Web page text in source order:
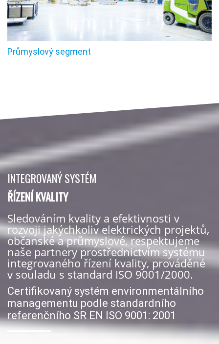
Průmyslový segment
INTEGROVANÝ SYSTÉM
ŘÍZENÍ KVALITY
Sledováním kvality a efektivnosti v
rozvoji jakýchkoliv elektrických projektů,
občanské a průmyslové, respektujeme
naše partnery prostřednictvím systému
integrovaného řízení kvality, prováděné
v souladu s standard ISO 9001/2000.
Certifikovaný systém environmentálního
managementu podle standardního
referenčního SR EN ISO 9001: 2001